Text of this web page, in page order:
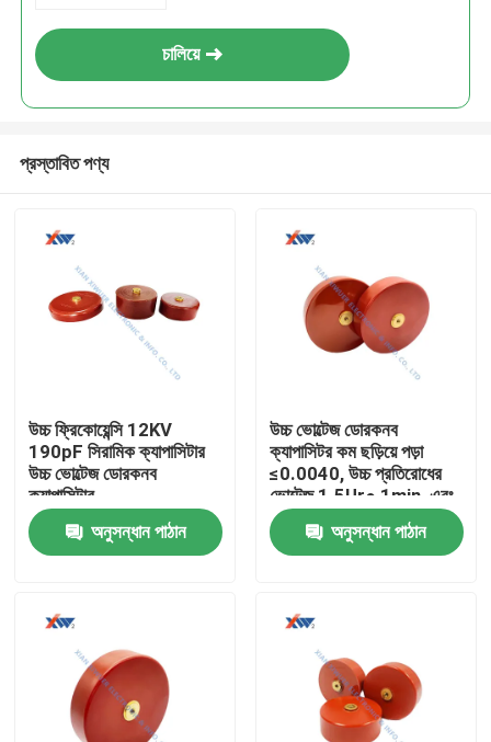
VR প্রদর্শন
চালিয়ে
প্রস্তাবিত পণ্য
উচ্চ ফ্রিকোয়েন্সি 12KV
190pF সিরামিক ক্যাপাসিটার
উচ্চ ভোল্টেজ ডোরকনব
ক্যাপাসিটার
অনুসন্ধান পাঠান
উচ্চ ভোল্টেজ ডোরকনব
ক্যাপাসিটর কম ছড়িয়ে পড়া
≤0.0040, উচ্চ প্রতিরোধের
ভোল্টেজ 1.5Ur● 1min, এবং
উচ্চ নিরোধক প্রতিরোধের
1.0×105MΩঅনুসন্ধান পাঠান